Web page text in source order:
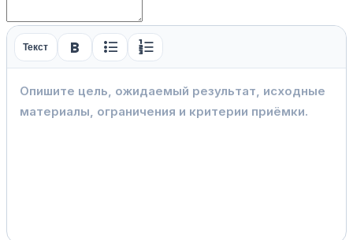
Текст format_bold format_list_bulleted format_list_numbered